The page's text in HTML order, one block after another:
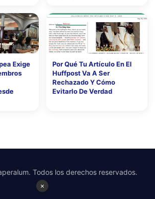
Exige
Por Qué Tu Artículo En El
Huffpost Va A Ser
Rechazado Y Cómo
Evitarlo De Verdad
×
Todos los derechos reservados.